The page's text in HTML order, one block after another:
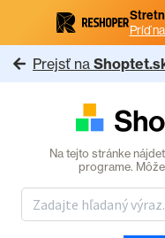
Príď
Prejsť na
Na tejto stránke
programe.